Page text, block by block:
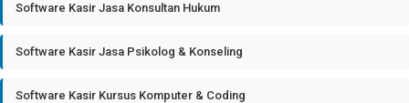
Software Kasir Jasa Konsultan Hukum
Software Kasir Jasa Psikolog & Konseling
Software Kasir Kursus Komputer & Coding